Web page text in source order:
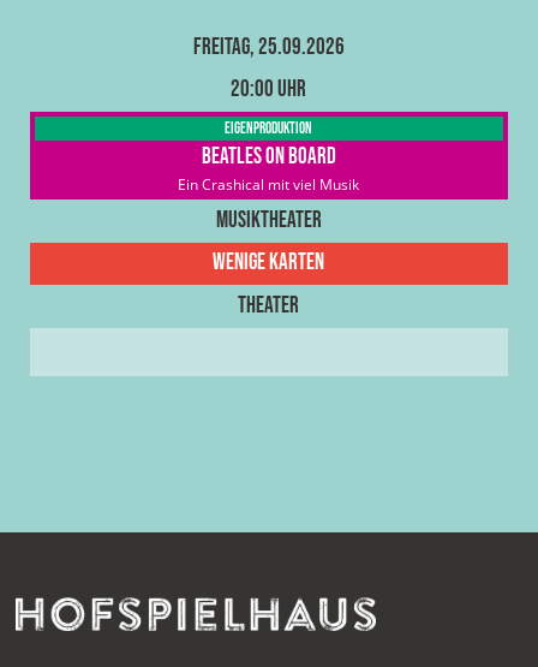
Freitag, 25.09.2026
20:00 Uhr
Eigenproduktion
Beatles on Board
Ein Crashical mit viel Musik
Musiktheater
Wenige Karten
Theater